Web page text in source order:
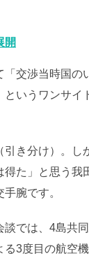
開
「交渉当時国の
というワンサイ
引き分け）。し
得た」と思う我
腕です。
談では、4島共
る3度目の航空